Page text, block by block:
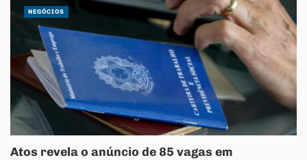
Atos revela o anúncio de 85 vagas em
NEGÓCIOS